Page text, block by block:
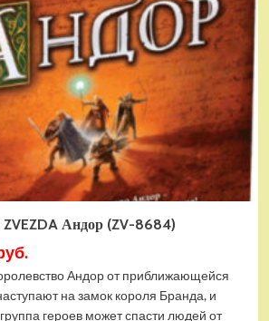
ZVEZDA Андор (ZV-8684)
Андор от приближающейся
на замок короля Бранда, и
героев может спасти людей от